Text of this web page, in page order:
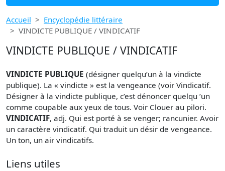
Accueil
Encyclopédie littéraire
VINDICTE PUBLIQUE / VINDICATIF
VINDICTE PUBLIQUE / VINDICATIF
VINDICTE PUBLIQUE (désigner quelqu’un à la vindicte
publique). La « vindicte » est la vengeance (voir Vindicatif.
Désigner à la vindicte publique, c’est dénoncer quelqu ’un
comme coupable aux yeux de tous. Voir Clouer au pilori.
VINDICATIF, adj. Qui est porté à se venger; rancunier. Avoir
un caractère vindicatif. Qui traduit un désir de vengeance.
Un ton, un air vindicatifs.
Liens utiles